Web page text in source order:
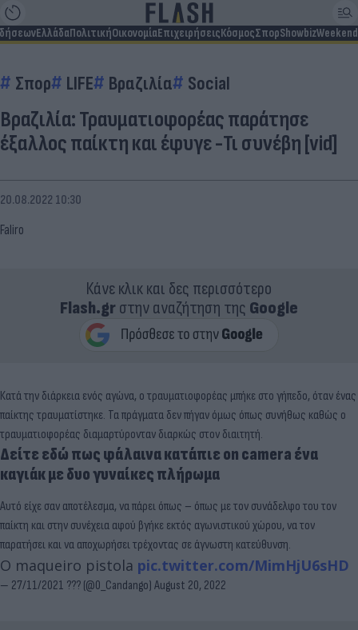
ΕλλάδαΠολιτικήΟικονομίαΕπιχειρήσειςΚόσμοςΣπορShowbizWeekend
Σπορ LIFE Βραζιλία Social
Βραζιλία: Τραυματιοφορέας παράτησε
έξαλλος παίκτη και έφυγε -Τι συνέβη [vid]
Faliro
20.08.2022 10:30
Κάνε κλικ και δες περισσότερο
Flash.grστην αναζήτηση της Google
Κατά την διάρκεια ενός αγώνα, ο τραυματιοφορέας μπήκε στο γήπεδο, όταν ένας
παίκτης τραυματίστηκε. Τα πράγματα δεν πήγαν όμως όπως συνήθως καθώς ο
τραυματιοφορέας διαμαρτύρονταν διαρκώς στον διαιτητή.
Δείτε εδώ πως φάλαινα κατάπιε on camera ένα
καγιάκ με δυο γυναίκες πλήρωμα
Αυτό είχε σαν αποτέλεσμα, να πάρει όπως – όπως με τον συνάδελφο του τον
παίκτη και στην συνέχεια αφού βγήκε εκτός αγωνιστικού χώρου, να τον
παρατήσει και να αποχωρήσει τρέχοντας σε άγνωστη κατεύθυνση.
O maqueiro pistola pic.twitter.com/MimHjU6sHD
— 27/11/2021 ??? (@0_Candango) August 20, 2022